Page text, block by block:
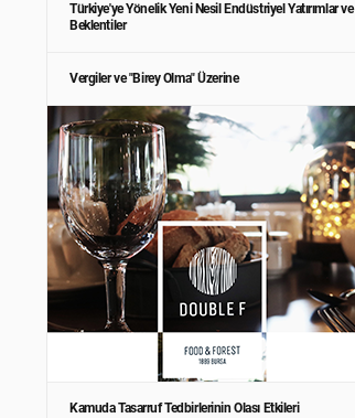
Türkiye'ye Yönelik Yeni Nesil Endüstriyel Yatırımlar ve
Beklentiler
Vergiler ve "Birey Olma" Üzerine
Kamuda Tasarruf Tedbirlerinin Olası Etkileri